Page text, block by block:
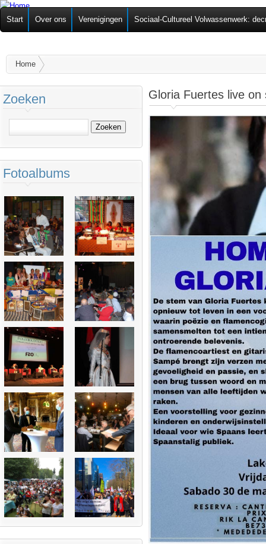
Federatie van
Zelforganisaties
Start Over ons Verenigingen Sociaal-Cultureel Volwassenwerk:
U bent hier
Home
Gloria Fuertes live on
Zoeken
Fotoalbums